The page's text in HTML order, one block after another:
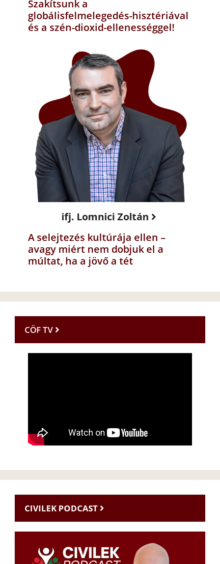
Szakítsunk a
globálisfelmelegedés-hisztériával
és a szén-dioxid-ellenességgel!
ifj. Lomnici Zoltán
A selejtezés kultúrája ellen –
avagy miért nem dobjuk el a
múltat, ha a jövő a tét
CÖF TV
CIVILEK PODCAST